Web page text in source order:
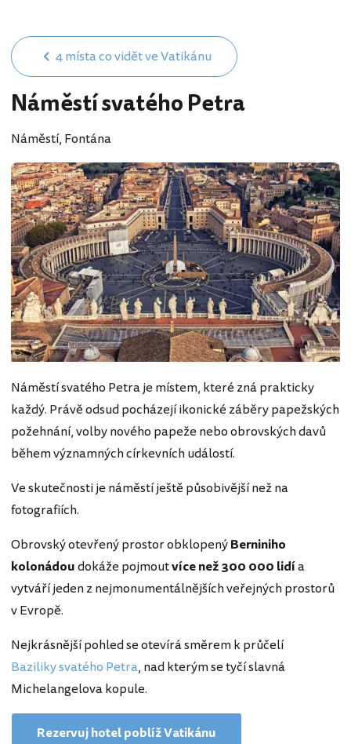
4 místa co vidět ve Vatikánu
Náměstí svatého Petra
Náměstí, Fontána
Náměstí svatého Petra je místem, které zná prakticky
každý. Právě odsud pocházejí ikonické záběry papežských
požehnání, volby nového papeže nebo obrovských davů
během významných církevních událostí.
Ve skutečnosti je náměstí ještě působivější než na
fotografiích.
Obrovský otevřený prostor obklopenýBerniniho
kolonádoudokáže pojmoutvíce než 300 000 lidía
vytváří jeden z nejmonumentálnějších veřejných prostorů
v Evropě.
Nejkrásnější pohled se otevírá směrem k průčelí
Baziliky svatého Petra, nad kterým se tyčí slavná
Michelangelova kopule.
Rezervuj hotel poblíž Vatikánu